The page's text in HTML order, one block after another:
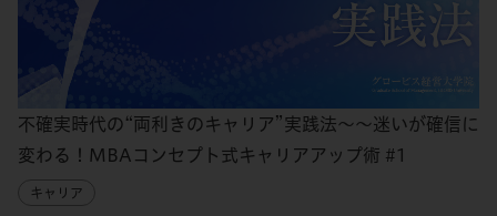
不確実時代の“両利きのキャリア”実践法～～迷いが確信に
変わる！MBAコンセプト式キャリアアップ術 #1
キャリア